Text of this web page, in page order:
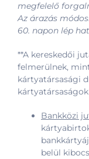
megfelelő
Az árazás
60. napon lép
**A kereskedői
felmerülnek,
kártyatársasági
Bankközi
belül